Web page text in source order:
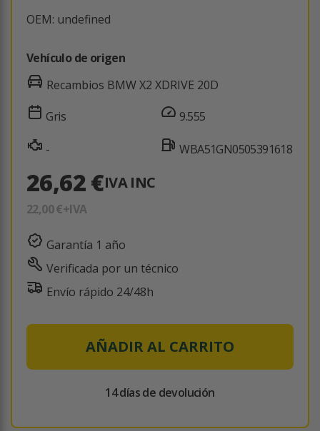
OEM: undefined
Vehículo de origen
Recambios BMW X2 XDRIVE 20D
Gris
-
9.555
WBA51GN0505391618
26,62 €IVA INC
22,00 €+IVA
Garantía 1 año
Verificada por un técnico
Envío rápido 24/48h
AÑADIR AL CARRITO
14 días de devolución